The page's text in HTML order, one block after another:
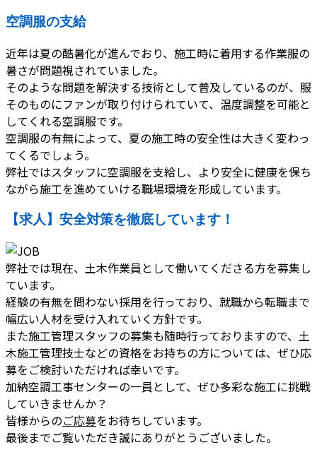
空調服の支給
近年は夏の酷暑化が進んでおり、施工時に着用する作業服の
暑さが問題視されていました。
そのような問題を解決する技術として普及しているのが、服
そのものにファンが取り付けられていて、温度調整を可能と
してくれる空調服です。
空調服の有無によって、夏の施工時の安全性は大きく変わっ
てくるでしょう。
弊社ではスタッフに空調服を支給し、より安全に健康を保ち
ながら施工を進めていける職場環境を形成しています。
【求人】安全対策を徹底しています！
弊社では現在、土木作業員として働いてくださる方を募集し
ています。
経験の有無を問わない採用を行っており、就職から転職まで
幅広い人材を受け入れていく方針です。
また施工管理スタッフの募集も随時行っておりますので、土
木施工管理技士などの資格をお持ちの方については、ぜひ応
募をご検討いただければ幸いです。
加納空調工事センターの一員として、ぜひ多彩な施工に挑戦
していきませんか？
皆様からのご応募をお待ちしています。
最後までご覧いただき誠にありがとうございました。